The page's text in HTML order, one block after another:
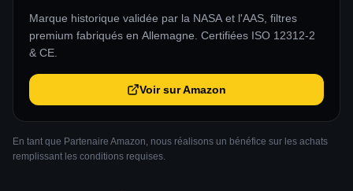
Marque historique validée par la NASA et l'AAS, filtres
premium fabriqués en Allemagne. Certifiées ISO 12312-2
& CE.
Voir sur Amazon
En tant que Partenaire Amazon, nous réalisons un bénéfice sur les achats
remplissant les conditions requises.